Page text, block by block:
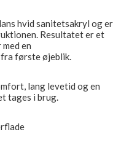
hvid sanitetsakryl og er
Resultatet er et
en
første øjeblik.
lang levetid og en
tages i brug.